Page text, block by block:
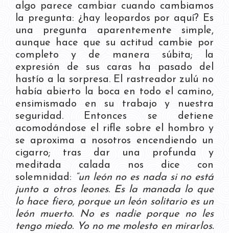
algo parece cambiar cuando cambiamos
la pregunta: ¿hay leopardos por aquí? Es
una pregunta aparentemente simple,
aunque hace que su actitud cambie por
completo y de manera súbita; la
expresión de sus caras ha pasado del
hastío a la sorpresa. El rastreador zulú no
había abierto la boca en todo el camino,
ensimismado en su trabajo y nuestra
seguridad. Entonces se detiene
acomodándose el rifle sobre el hombro y
se aproxima a nosotros encendiendo un
cigarro; tras dar una profunda y
meditada calada nos dice con
solemnidad: “un león no es nada si no está
junto a otros leones. Es la manada lo que
lo hace fiero, porque un león solitario es un
león muerto. No es nadie porque no les
tengo miedo. Yo no me molesto en mirarlos.